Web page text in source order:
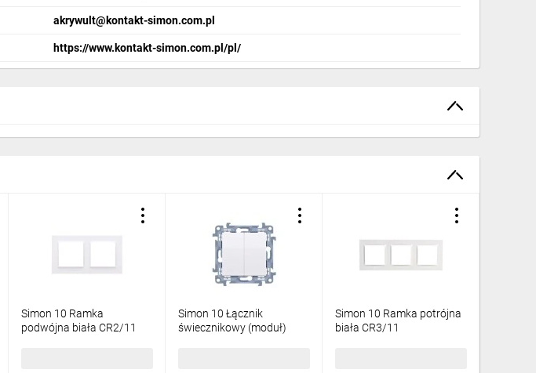
akrywult@kontakt-simon.com.pl
https://www.kontakt-simon.com.pl/pl/
Simon 10 Ramka
podwójna biała CR2/11
Simon 10 Łącznik
świecznikowy (moduł)
Simon 10 Ramka potrójna
biała CR3/11